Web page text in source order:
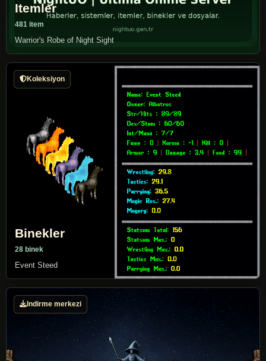
Itemler
481 item
Warrior's Robe of Night Sight
Koleksiyon
Binekler
28 binek
Event Steed
Indirme merkezi